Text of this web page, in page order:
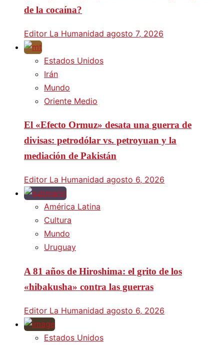
de la cocaína?
Editor La Humanidad agosto 7, 2026
Estados Unidos
Irán
Mundo
Oriente Medio
El «Efecto Ormuz» desata una guerra de
divisas: petrodólar vs. petroyuan y la
mediación de Pakistán
Editor La Humanidad agosto 6, 2026
América Latina
Cultura
Mundo
Uruguay
A 81 años de Hiroshima: el grito de los
«hibakusha» contra las guerras
Editor La Humanidad agosto 6, 2026
Estados Unidos